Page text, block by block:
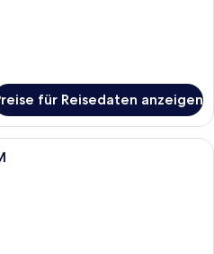
für Reisedaten anzeigen
Ein Hotelzimmer mit Bett,